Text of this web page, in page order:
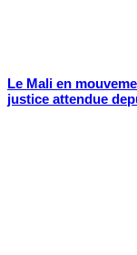
Le Mali en
justice attendue